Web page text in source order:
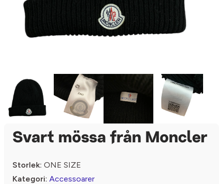
Svart mössa från Moncler
Storlek: ONE SIZE
Kategori: Accessoarer